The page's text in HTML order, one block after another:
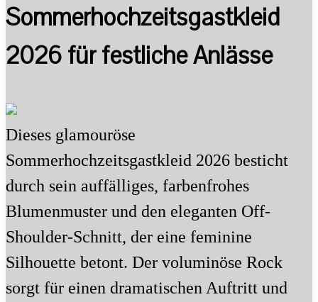
Sommerhochzeitsgastkleid
2026 für festliche Anlässe
Dieses glamouröse
Sommerhochzeitsgastkleid 2026 besticht
durch sein auffälliges, farbenfrohes
Blumenmuster und den eleganten Off-
Shoulder-Schnitt, der eine feminine
Silhouette betont. Der voluminöse Rock
sorgt für einen dramatischen Auftritt und